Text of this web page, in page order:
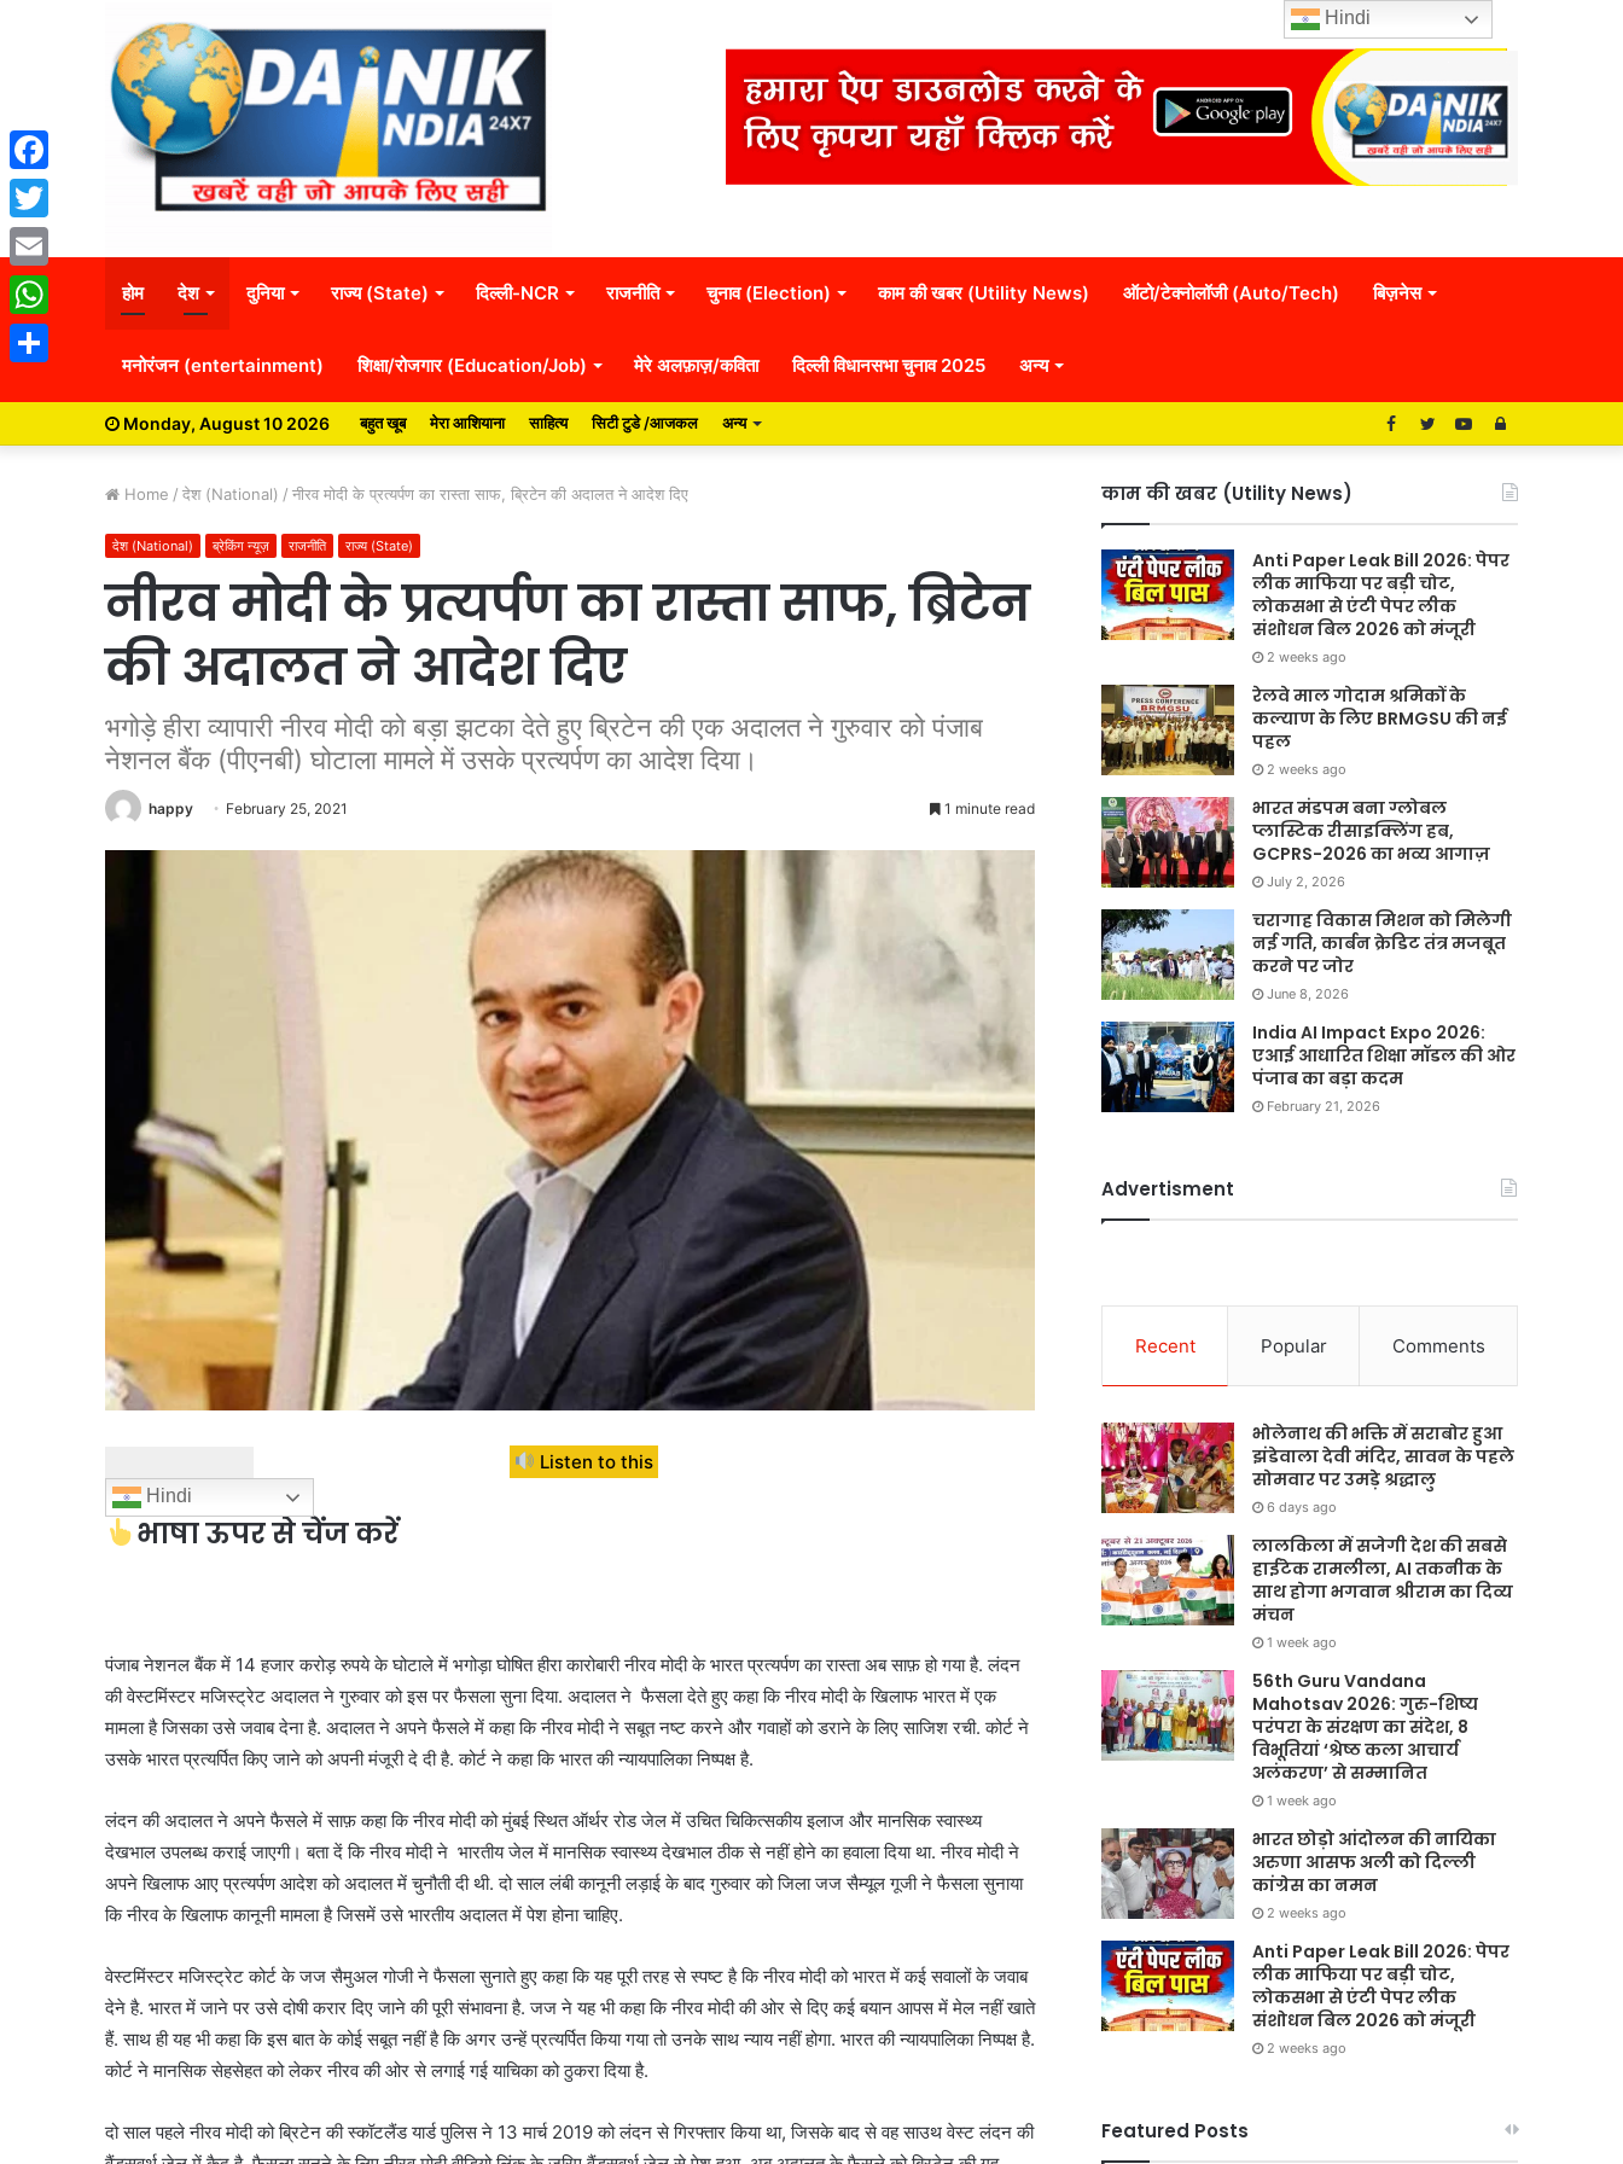
होम देश दुनिया राज्य (State) दिल्ली-NCR राजनीति चुनाव (Election) काम की खबर (Utility News) ऑटो/टेक्नोलॉजी (Auto/Tech) बिज़नेस
मनोरंजन (entertainment) शिक्षा/रोजगार (Education/Job) मेरे अलफ़ाज़/कविता दिल्ली विधानसभा चुनाव 2025 अन्य
Monday, August 10 2026 बहुत खूब मेरा आशियाना साहित्य सिटी टुडे /आजकल अन्य Log
YouTube
Twitter
Facebook
Home / देश (National) / नीरव मोदी के प्रत्यर्पण का रास्ता साफ, ब्रिटेन की अदालत ने आदेश दिए
देश (National) ब्रेकिंग न्यूज़ राजनीति राज्य (State)
नीरव मोदी के प्रत्यर्पण का रास्ता साफ, ब्रिटेन
की अदालत ने आदेश दिए
भगोड़े हीरा व्यापारी नीरव मोदी को बड़ा झटका देते हुए ब्रिटेन की एक अदालत ने गुरुवार को पंजाब
नेशनल बैंक (पीएनबी) घोटाला मामले में उसके प्रत्यर्पण का आदेश दिया।
happy February 25, 2021 1 minute read
Listen to this
Hindi
भाषा ऊपर से चेंज करें
पंजाब नेशनल बैंक में 14 हजार करोड़ रुपये के घोटाले में भगोड़ा घोषित हीरा कारोबारी नीरव मोदी के भारत प्रत्यर्पण का रास्ता अब साफ़ हो गया है. लंदन
की वेस्टमिंस्टर मजिस्ट्रेट अदालत ने गुरुवार को इस पर फैसला सुना दिया. अदालत ने फैसला देते हुए कहा कि नीरव मोदी के खिलाफ भारत में एक
मामला है जिसका उसे जवाब देना है. अदालत ने अपने फैसले में कहा कि नीरव मोदी ने सबूत नष्ट करने और गवाहों को डराने के लिए साजिश रची. कोर्ट ने
उसके भारत प्रत्यर्पित किए जाने को अपनी मंजूरी दे दी है. कोर्ट ने कहा कि भारत की न्यायपालिका निष्पक्ष है.
लंदन की अदालत ने अपने फैसले में साफ़ कहा कि नीरव मोदी को मुंबई स्थित ऑर्थर रोड जेल में उचित चिकित्सकीय इलाज और मानसिक स्वास्थ्य
देखभाल उपलब्ध कराई जाएगी। बता दें कि नीरव मोदी ने भारतीय जेल में मानसिक स्वास्थ्य देखभाल ठीक से नहीं होने का हवाला दिया था. नीरव मोदी ने
अपने खिलाफ आए प्रत्यर्पण आदेश को अदालत में चुनौती दी थी. दो साल लंबी कानूनी लड़ाई के बाद गुरुवार को जिला जज सैम्यूल गूजी ने फैसला सुनाया
कि नीरव के खिलाफ कानूनी मामला है जिसमें उसे भारतीय अदालत में पेश होना चाहिए.
वेस्टमिंस्टर मजिस्ट्रेट कोर्ट के जज सैमुअल गोजी ने फैसला सुनाते हुए कहा कि यह पूरी तरह से स्पष्ट है कि नीरव मोदी को भारत में कई सवालों के जवाब
देने है. भारत में जाने पर उसे दोषी करार दिए जाने की पूरी संभावना है. जज ने यह भी कहा कि नीरव मोदी की ओर से दिए कई बयान आपस में मेल नहीं खाते
हैं. साथ ही यह भी कहा कि इस बात के कोई सबूत नहीं है कि अगर उन्हें प्रत्यर्पित किया गया तो उनके साथ न्याय नहीं होगा. भारत की न्यायपालिका निष्पक्ष है.
कोर्ट ने मानसिक सेहसेहत को लेकर नीरव की ओर से लगाई गई याचिका को ठुकरा दिया है.
दो साल पहले नीरव मोदी को ब्रिटेन की स्कॉटलैंड यार्ड पुलिस ने 13 मार्च 2019 को लंदन से गिरफ्तार किया था, जिसके बाद से वह साउथ वेस्ट लंदन की
काम की खबर (Utility News)
Anti Paper Leak Bill 2026: पेपर
लीक माफिया पर बड़ी चोट,
लोकसभा से एंटी पेपर लीक
संशोधन बिल 2026 को मंजूरी
2 weeks ago
रेलवे माल गोदाम श्रमिकों के
कल्याण के लिए BRMGSU की नई
पहल
2 weeks ago
भारत मंडपम बना ग्लोबल
प्लास्टिक रीसाइक्लिंग हब,
GCPRS-2026 का भव्य आगाज़
July 2, 2026
चरागाह विकास मिशन को मिलेगी
नई गति, कार्बन क्रेडिट तंत्र मजबूत
करने पर जोर
June 8, 2026
India AI Impact Expo 2026:
एआई आधारित शिक्षा मॉडल की ओर
पंजाब का बड़ा कदम
February 21, 2026
Advertisment
Recent Popular Comments
भोलेनाथ की भक्ति में सराबोर हुआ
झंडेवाला देवी मंदिर, सावन के पहले
सोमवार पर उमड़े श्रद्धालु
6 days ago
लालकिला में सजेगी देश की सबसे
हाईटेक रामलीला, AI तकनीक के
साथ होगा भगवान श्रीराम का दिव्य
मंचन
1 week ago
56th Guru Vandana
Mahotsav 2026: गुरु-शिष्य
परंपरा के संरक्षण का संदेश, 8
विभूतियां ‘श्रेष्ठ कला आचार्य
अलंकरण’ से सम्मानित
1 week ago
भारत छोड़ो आंदोलन की नायिका
अरुणा आसफ अली को दिल्ली
कांग्रेस का नमन
2 weeks ago
Anti Paper Leak Bill 2026: पेपर
लीक माफिया पर बड़ी चोट,
लोकसभा से एंटी पेपर लीक
संशोधन बिल 2026 को मंजूरी
2 weeks ago
Featured Posts
Facebook
Twitter
Email
WhatsApp
Hindi